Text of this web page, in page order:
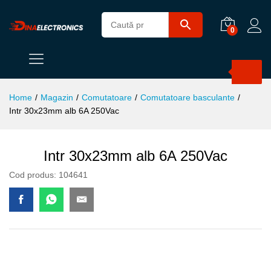
0
Home / Magazin / Comutatoare / Comutatoare basculante /
Intr 30x23mm alb 6A 250Vac
Intr 30x23mm alb 6A 250Vac
Cod produs: 104641